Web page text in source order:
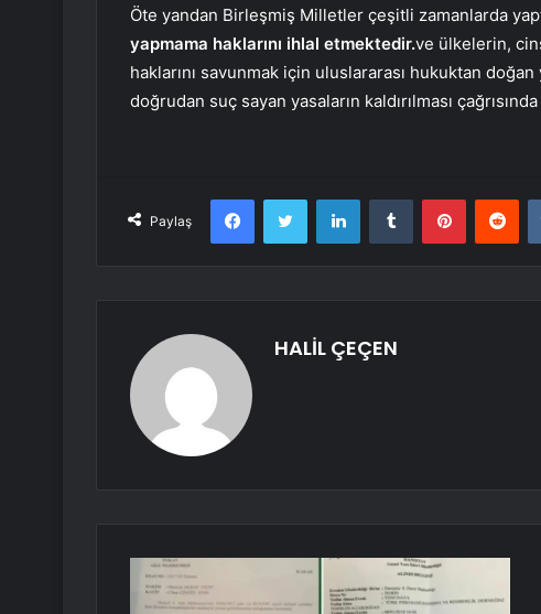
Öte yandan Birleşmiş Milletler çeşitli zamanlarda
yapmama haklarını ihlal etmektedir.ve ülkelerin,
haklarını savunmak için uluslararası hukuktan
doğrudan suç sayan yasaların kaldırılması
Paylaş
FacebookTwitter LinkedInTumblr Pinterest
HALİL ÇEÇEN